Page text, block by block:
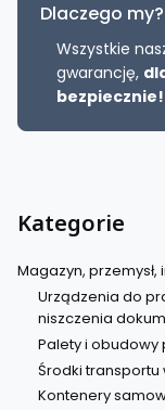
Dlaczego my?
Wszystkie
gwarancję,
bezpiecznie!
Kategorie
Magazyn, przemysł,
Urządzenia do
niszczenia
Palety i obudowy
Środki
Kontenery